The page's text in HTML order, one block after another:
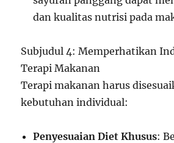
dan kualitas nutrisi pada
Subjudul 4: Memperhatikan
Terapi Makanan
Terapi makanan harus
kebutuhan individual:
Penyesuaian Diet Khusus: